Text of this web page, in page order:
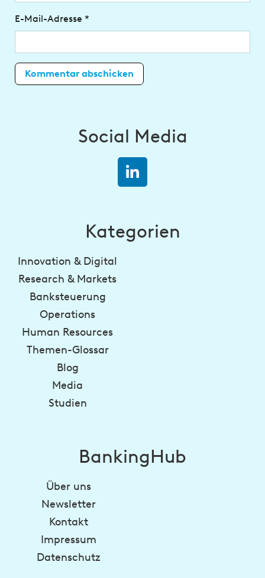
E-Mail-Adresse *
Social Media
Kategorien
Innovation & Digital
Research & Markets
Banksteuerung
Operations
Human Resources
Themen-Glossar
Blog
Media
Studien
BankingHub
Über uns
Newsletter
Kontakt
Impressum
Datenschutz